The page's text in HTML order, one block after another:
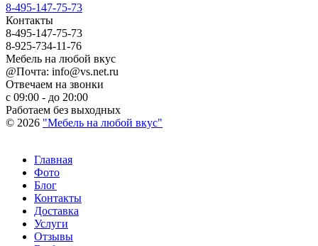
8-495-147-75-73
Контакты
8-495-147-75-73
8-925-734-11-76
Мебель на любой вкус
@Почта: info@vs.net.ru
Отвечаем на звонки
с 09:00 - до 20:00
Работаем без выходных
© 2026 "Мебель на любой вкус"
Главная
Фото
Блог
Контакты
Доставка
Услуги
Отзывы